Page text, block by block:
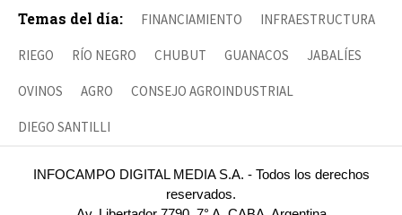
Temas del día: FINANCIAMIENTO INFRAESTRUCTURA
RIEGO RÍO NEGRO CHUBUT GUANACOS JABALÍES
OVINOS AGRO CONSEJO AGROINDUSTRIAL
DIEGO SANTILLI
INFOCAMPO DIGITAL MEDIA S.A. - Todos los derechos
reservados.